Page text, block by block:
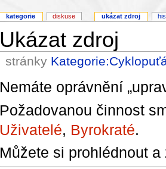
Ukázat zdroj
stránky
Nemáte oprávnění
Požadovanou činnost
Uživatelé, Byrokraté.
Můžete si prohlédnout
kategorie diskuse ukázat zdroj